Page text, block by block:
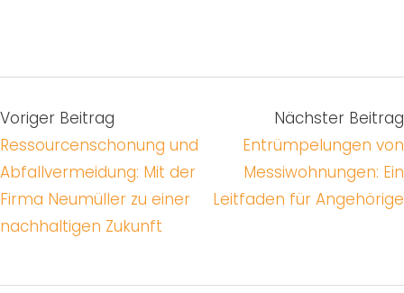
Voriger Beitrag
Ressourcenschonung und
Abfallvermeidung: Mit der
Firma Neumüller zu einer
nachhaltigen Zukunft
Nächster Beitrag
Entrümpelungen von
Messiwohnungen: Ein
Leitfaden für Angehörige